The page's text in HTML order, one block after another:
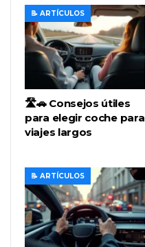
📝 ARTÍCULOS
🛣️🚗 Consejos útiles
para elegir coche para
viajes largos
📝 ARTÍCULOS